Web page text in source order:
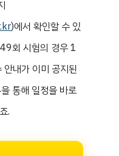
)에서 확인할 수 있
회 시험의 경우 1
내가 이미 공지된
통해 일정을 바로
.